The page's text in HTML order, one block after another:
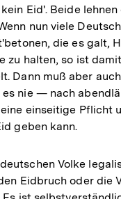
Eid'. Beide
nun viele
die es galt,
zu halten, so ist
Dann muß aber
nie — nach
einseitige Pflicht
geben kann.
Volke
Eidbruch oder die